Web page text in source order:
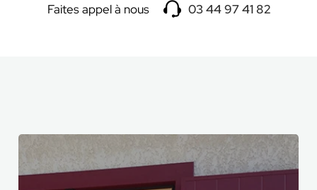
Faites appel à nous
03 44 97 41 82